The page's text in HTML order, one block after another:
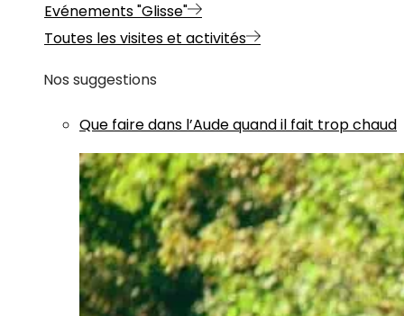
Evénements "Glisse"
Toutes les visites et activités
Nos suggestions
Que faire dans l’Aude quand il fait trop chaud